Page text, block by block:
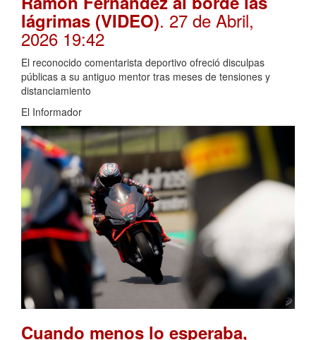
lágrimas (VIDEO). 27 de Abril,
2026 19:42
El reconocido comentarista deportivo ofreció disculpas
públicas a su antiguo mentor tras meses de tensiones y
distanciamiento
El Informador
Cuando menos lo esperaba,